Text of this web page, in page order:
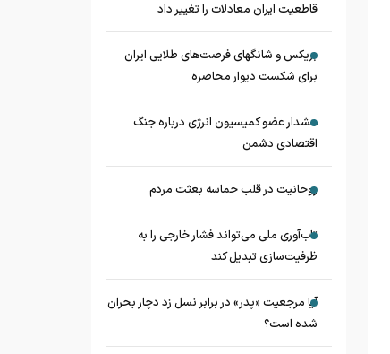
قاطعیت ایران معادلات را تغییر داد
بریکس و شانگهای فرصت‌های طلایی ایران
برای شکست دیوار محاصره
هشدار عضو کمیسیون انرژی درباره جنگ
اقتصادی دشمن
روحانیت در قلب حماسه بعثت مردم
تاب‌آوری ملی می‌تواند فشار خارجی را به
ظرفیت‌سازی تبدیل کند
آیا مرجعیت «پدر» در برابر نسل زد دچار بحران
شده است؟